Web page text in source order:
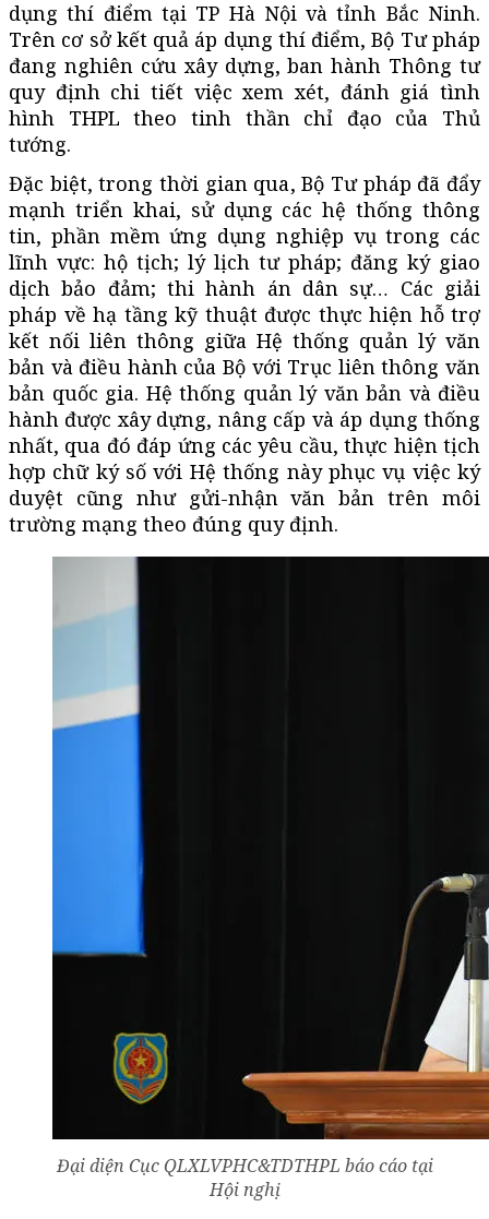
dụng thí điểm tại TP Hà Nội và tỉnh Bắc Ninh.
Trên cơ sở kết quả áp dụng thí điểm, Bộ Tư pháp
đang nghiên cứu xây dựng, ban hành Thông tư
quy định chi tiết việc xem xét, đánh giá tình
hình THPL theo tinh thần chỉ đạo của Thủ
tướng.
Đặc biệt, trong thời gian qua, Bộ Tư pháp đã đẩy
mạnh triển khai, sử dụng các hệ thống thông
tin, phần mềm ứng dụng nghiệp vụ trong các
lĩnh vực: hộ tịch; lý lịch tư pháp; đăng ký giao
dịch bảo đảm; thi hành án dân sự… Các giải
pháp về hạ tầng kỹ thuật được thực hiện hỗ trợ
kết nối liên thông giữa Hệ thống quản lý văn
bản và điều hành của Bộ với Trục liên thông văn
bản quốc gia. Hệ thống quản lý văn bản và điều
hành được xây dựng, nâng cấp và áp dụng thống
nhất, qua đó đáp ứng các yêu cầu, thực hiện tịch
hợp chữ ký số với Hệ thống này phục vụ việc ký
duyệt cũng như gửi-nhận văn bản trên môi
trường mạng theo đúng quy định.
Đại diện Cục QLXLVPHC&TDTHPL báo cáo tại
Hội nghị